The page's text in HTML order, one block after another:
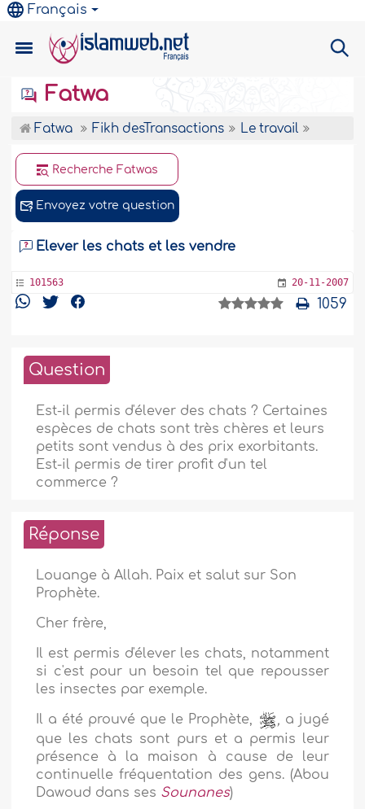
Français
Fatwa
Fatwa Fikh desTransactions Le travail
Recherche Fatwas
Envoyez votre question
Elever les chats et les vendre
101563 20-11-2007
1059
Question
Est-il permis d'élever des chats ? Certaines
espèces de chats sont très chères et leurs
petits sont vendus à des prix exorbitants.
Est-il permis de tirer profit d'un tel
commerce ?
Réponse
Louange à Allah. Paix et salut sur Son
Prophète.
Cher frère,
Il est permis d'élever les chats, notamment
si c'est pour un besoin tel que repousser
les insectes par exemple.
Il a été prouvé que le Prophète, , a jugé
que les chats sont purs et a permis leur
présence à la maison à cause de leur
continuelle fréquentation des gens. (Abou
Dawoud dans ses Sounanes)